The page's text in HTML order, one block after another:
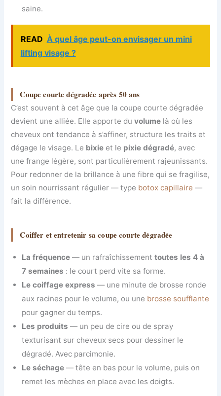
saine.
READ À quel âge peut-on envisager un mini
lifting visage ?
Coupe courte dégradée après 50 ans
C’est souvent à cet âge que la coupe courte dégradée
devient une alliée. Elle apporte duvolume là où les
cheveux ont tendance à s’affiner, structure les traits et
dégage le visage. Le bixie et le pixie dégradé, avec
une frange légère, sont particulièrement rajeunissants.
Pour redonner de la brillance à une fibre qui se fragilise,
un soin nourrissant régulier — type botox capillaire —
fait la différence.
Coiffer et entretenir sa coupe courte dégradée
La fréquence — un rafraîchissementtoutes les 4 à
7 semaines : le court perd vite sa forme.
Le coiffage express — une minute de brosse ronde
aux racines pour le volume, ou une brosse soufflante
pour gagner du temps.
Les produits — un peu de cire ou de spray
texturisant sur cheveux secs pour dessiner le
dégradé. Avec parcimonie.
Le séchage — tête en bas pour le volume, puis on
remet les mèches en place avec les doigts.